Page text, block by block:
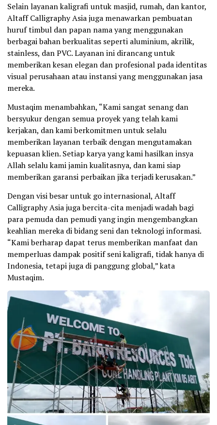
Selain layanan kaligrafi untuk masjid, rumah, dan kantor,
Altaff Calligraphy Asia juga menawarkan pembuatan
huruf timbul dan papan nama yang menggunakan
berbagai bahan berkualitas seperti aluminium, akrilik,
stainless, dan PVC. Layanan ini dirancang untuk
memberikan kesan elegan dan profesional pada identitas
visual perusahaan atau instansi yang menggunakan jasa
mereka.
Mustaqim menambahkan, “Kami sangat senang dan
bersyukur dengan semua proyek yang telah kami
kerjakan, dan kami berkomitmen untuk selalu
memberikan layanan terbaik dengan mengutamakan
kepuasan klien. Setiap karya yang kami hasilkan insya
Allah selalu kami jamin kualitasnya, dan kami siap
memberikan garansi perbaikan jika terjadi kerusakan.”
Dengan visi besar untuk go internasional, Altaff
Calligraphy Asia juga bercita-cita menjadi wadah bagi
para pemuda dan pemudi yang ingin mengembangkan
keahlian mereka di bidang seni dan teknologi informasi.
“Kami berharap dapat terus memberikan manfaat dan
memperluas dampak positif seni kaligrafi, tidak hanya di
Indonesia, tetapi juga di panggung global,” kata
Mustaqim.